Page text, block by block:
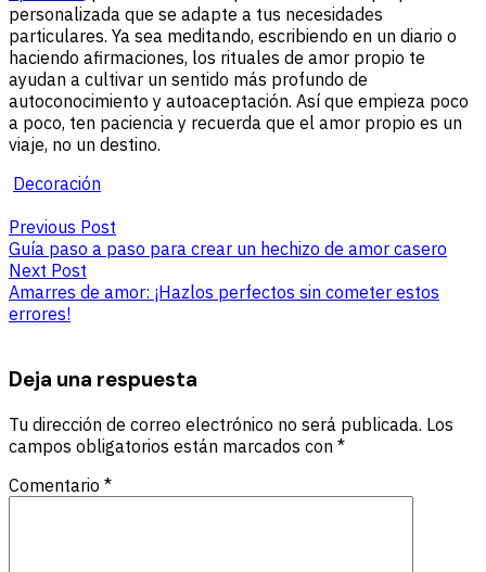
personalizada que se adapte a tus necesidades
particulares. Ya sea meditando, escribiendo en un diario o
haciendo afirmaciones, los rituales de amor propio te
ayudan a cultivar un sentido más profundo de
autoconocimiento y autoaceptación. Así que empieza poco
a poco, ten paciencia y recuerda que el amor propio es un
viaje, no un destino.
Decoración
navigation
Previous
Post:
Guía
paso
a
crear
hechizo
de
casero
Previous Post
Guía paso a paso para crear un hechizo de amor casero
Next
Post:
Amarres
¡Hazlos
sin
cometer
errores!
Next Post
Amarres de amor: ¡Hazlos perfectos sin cometer estos
errores!
Deja una respuesta
Tu dirección de correo electrónico no será publicada. Los
campos obligatorios están marcados con *
Comentario *